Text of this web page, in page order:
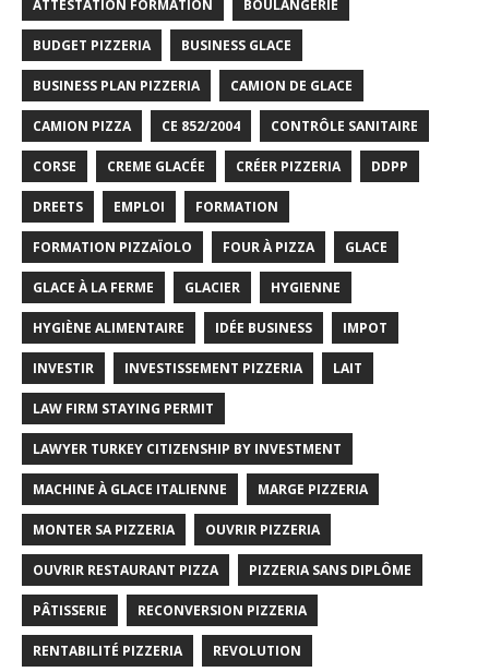
ATTESTATION FORMATION BOULANGERIE
BUDGET PIZZERIA BUSINESS GLACE
BUSINESS PLAN PIZZERIA CAMION DE GLACE
CAMION PIZZA CE 852/2004 CONTRÔLE SANITAIRE
CORSE CREME GLACÉE CRÉER PIZZERIA DDPP
DREETS EMPLOI FORMATION
FORMATION PIZZAÏOLO FOUR À PIZZA GLACE
GLACE À LA FERME GLACIER HYGIENNE
HYGIÈNE ALIMENTAIRE IDÉE BUSINESS IMPOT
INVESTIR INVESTISSEMENT PIZZERIA LAIT
LAW FIRM STAYING PERMIT
LAWYER TURKEY CITIZENSHIP BY INVESTMENT
MACHINE À GLACE ITALIENNE MARGE PIZZERIA
MONTER SA PIZZERIA OUVRIR PIZZERIA
OUVRIR RESTAURANT PIZZA PIZZERIA SANS DIPLÔME
PÂTISSERIE RECONVERSION PIZZERIA
RENTABILITÉ PIZZERIA REVOLUTION